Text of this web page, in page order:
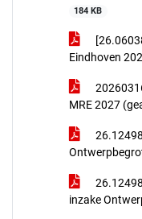
184 KB
Eindhoven
MRE 2027
inzake